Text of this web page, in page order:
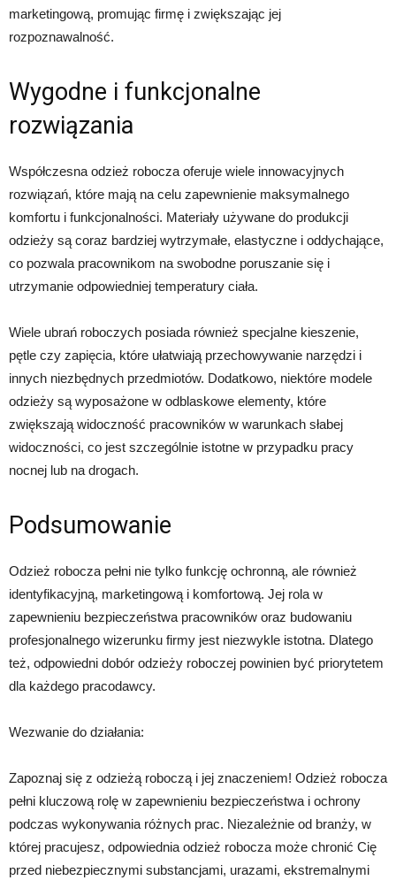
marketingową, promując firmę i zwiększając jej
rozpoznawalność.
Wygodne i funkcjonalne
rozwiązania
Współczesna odzież robocza oferuje wiele innowacyjnych
rozwiązań, które mają na celu zapewnienie maksymalnego
komfortu i funkcjonalności. Materiały używane do produkcji
odzieży są coraz bardziej wytrzymałe, elastyczne i oddychające,
co pozwala pracownikom na swobodne poruszanie się i
utrzymanie odpowiedniej temperatury ciała.
Wiele ubrań roboczych posiada również specjalne kieszenie,
pętle czy zapięcia, które ułatwiają przechowywanie narzędzi i
innych niezbędnych przedmiotów. Dodatkowo, niektóre modele
odzieży są wyposażone w odblaskowe elementy, które
zwiększają widoczność pracowników w warunkach słabej
widoczności, co jest szczególnie istotne w przypadku pracy
nocnej lub na drogach.
Podsumowanie
Odzież robocza pełni nie tylko funkcję ochronną, ale również
identyfikacyjną, marketingową i komfortową. Jej rola w
zapewnieniu bezpieczeństwa pracowników oraz budowaniu
profesjonalnego wizerunku firmy jest niezwykle istotna. Dlatego
też, odpowiedni dobór odzieży roboczej powinien być priorytetem
dla każdego pracodawcy.
Wezwanie do działania:
Zapoznaj się z odzieżą roboczą i jej znaczeniem! Odzież robocza
pełni kluczową rolę w zapewnieniu bezpieczeństwa i ochrony
podczas wykonywania różnych prac. Niezależnie od branży, w
której pracujesz, odpowiednia odzież robocza może chronić Cię
przed niebezpiecznymi substancjami, urazami, ekstremalnymi